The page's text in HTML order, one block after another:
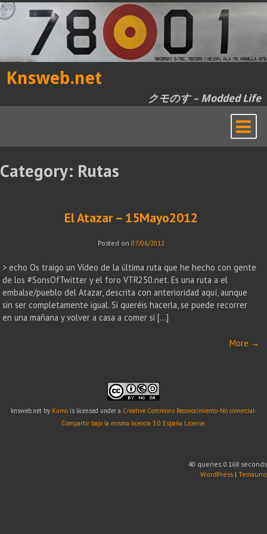
Skip
to
Knsweb.net
クモのす – Modded Life
Category: Rutas
El Atazar – 15Mayo2012
Posted on 07/06/2012
> echo Os traigo un Vídeo de la última ruta que he hecho con gente
de los #SonsOfTwitter y el foro VTR250.net. Es una ruta a el
embalse/pueblo del Atazar, descrita con anterioridad aquí, aunque
sin ser completamente igual. Si queréis hacerla, se puede recorrer
en una mañana y volver a casa a comer si […]
More →
knsweb.netby Kumois licensed under a Creative Commons Reconocimiento-No comercial-
Compartir bajo la misma licencia 3.0 España License.
40 queries. 0.168 seconds
WordPress | Temauno